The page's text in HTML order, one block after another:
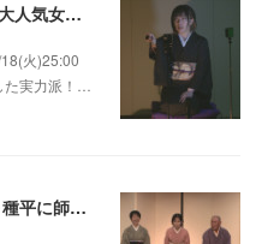
牛抱せん夏独演会 せん夏怪談～大人気女性怪談師とっておきの背筋も凍る…
18(火)25:00
実力派！…
風薫る落語会 種平と女優の競艶～種平に師事した女優たちが百花繚乱に咲き誇る大人気落語会